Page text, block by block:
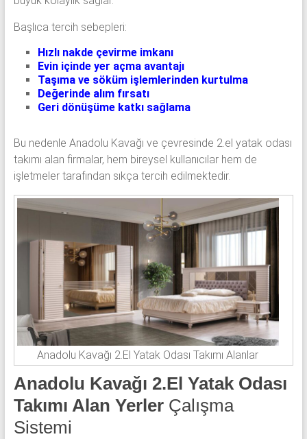
Başlıca tercih sebepleri:
Hızlı nakde çevirme imkanı
Evin içinde yer açma avantajı
Taşıma ve söküm işlemlerinden kurtulma
Değerinde alım fırsatı
Geri dönüşüme katkı sağlama
Bu nedenle Anadolu Kavağı ve çevresinde 2.el yatak odası
takımı alan firmalar, hem bireysel kullanıcılar hem de
işletmeler tarafından sıkça tercih edilmektedir.
Anadolu Kavağı 2.El Yatak Odası Takımı Alanlar
Anadolu Kavağı 2.El Yatak Odası
Takımı Alan YerlerÇalışma
Sistemi